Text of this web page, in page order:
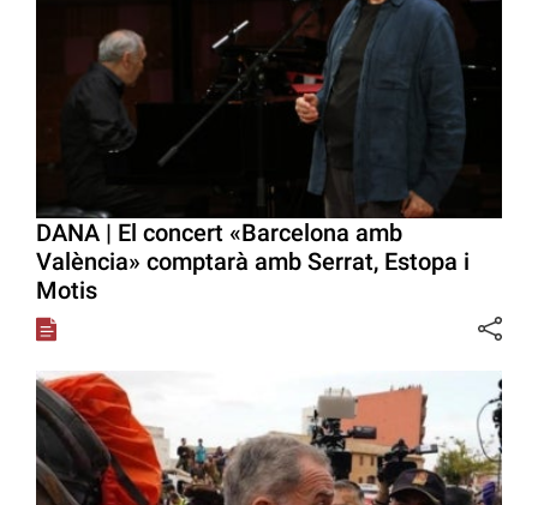
DANA | El concert «Barcelona amb
València» comptarà amb Serrat, Estopa i
Motis